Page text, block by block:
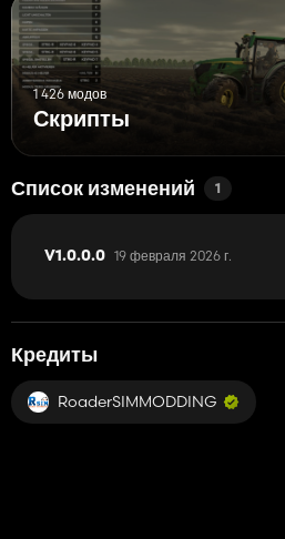
1 426 модов
Скрипты
Список изменений 1
V1.0.0.0 19 февраля 2026 г.
Кредиты
RoaderSIMMODDING